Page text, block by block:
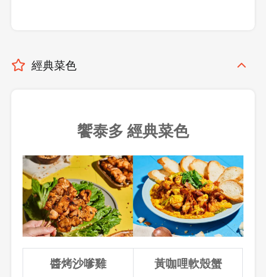
經典菜色
饗泰多 經典菜色
醬烤沙嗲雞 黃咖哩軟殼蟹